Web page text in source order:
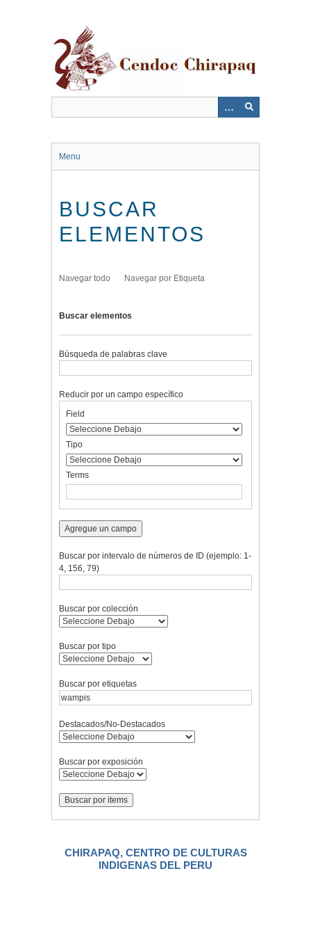
Menu
BUSCAR
ELEMENTOS
Navegar todo Navegar por Etiqueta
Buscar elementos
Búsqueda de palabras clave
rows
"Reducir
por
específico":
1
Reducir por un campo específico
de
búsqueda
de
búsqueda
de
búsqueda
de
Búsqueda
Field
Tipo
Terms
Agregue un campo
Buscar por intervalo de números de ID (ejemplo: 1-
4, 156, 79)
Buscar por colección
Buscar por tipo
Buscar por etiquetas
Destacados/No-Destacados
Buscar por exposición
CHIRAPAQ, CENTRO DE CULTURAS
INDIGENAS DEL PERU